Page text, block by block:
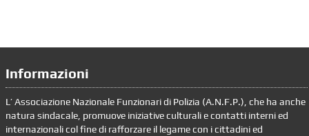
Informazioni
L’ Associazione Nazionale Funzionari di Polizia (A.N.F.P.), che ha anche
natura sindacale, promuove iniziative culturali e contatti interni ed
internazionali col fine di rafforzare il legame con i cittadini ed